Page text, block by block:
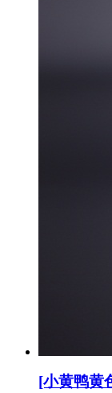
[小黄鸭黄